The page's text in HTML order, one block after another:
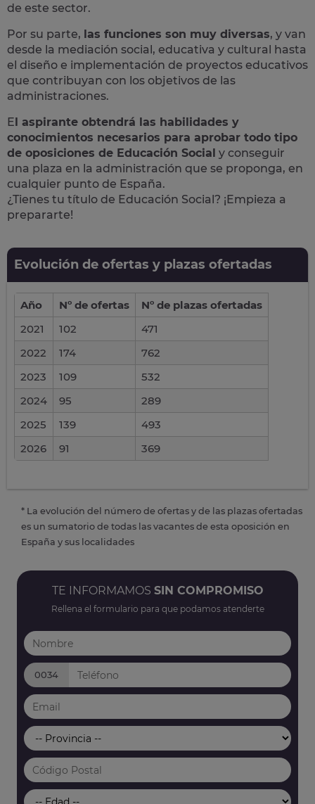
de este sector.
Por su parte, las funciones son muy diversas, y van
desde la mediación social, educativa y cultural hasta
el diseño e implementación de proyectos educativos
que contribuyan con los objetivos de las
administraciones.
El aspirante obtendrá las habilidades y
conocimientos necesarios para aprobar todo tipo
de oposiciones de Educación Social y conseguir
una plaza en la administración que se proponga, en
cualquier punto de España.
¿Tienes tu título de Educación Social? ¡Empieza a
prepararte!
Evolución de ofertas y plazas ofertadas
Año Nº de ofertas
Nº de plazas ofertadas
2021
102
471
2022
174
762
2023
109
532
2024
95
289
2025
139
493
2026
91 369
* La evolución del número de ofertas y de las plazas ofertadas
es un sumatorio de todas las vacantes de esta oposición en
España y sus localidades
TE INFORMAMOS SIN COMPROMISO
Rellena el formulario para que podamos atenderte
0034